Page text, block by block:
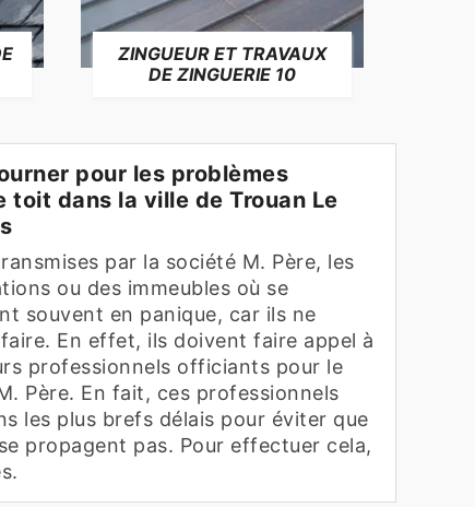
ZINGUEUR ET TRAVAUX
DE ZINGUERIE 10
pour les problèmes
dans la ville de Trouan Le
par la société M. Père, les
ou des immeubles où se
souvent en panique, car ils ne
En effet, ils doivent faire appel à
professionnels officiants pour le
Père. En fait, ces professionnels
les plus brefs délais pour éviter que
propagent pas. Pour effectuer cela,